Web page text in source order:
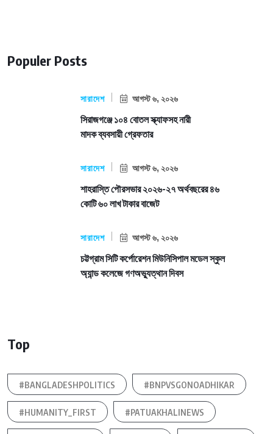
Populer Posts
সারাদেশ আগস্ট ৬, ২০২৬
সিরাজগঞ্জে ১০৪ বোতল স্ক্যাফসহ নারী
মাদক ব্যবসায়ী গ্রেফতার
সারাদেশ আগস্ট ৬, ২০২৬
শাহরাস্তি পৌরসভার ২০২৬-২৭ অর্থবছরের ৪৬
কোটি ৬০ লাখ টাকার বাজেট
সারাদেশ আগস্ট ৬, ২০২৬
চট্টগ্রাম সিটি কর্পোরেশন মিউনিসিপাল মডেল স্কুল
অ্যান্ড কলেজে গণঅভ্যুত্থান দিবস
Top
#BANGLADESHPOLITICS #BNPVSGONOADHIKAR
#HUMANITY_FIRST #PATUAKHALINEWS